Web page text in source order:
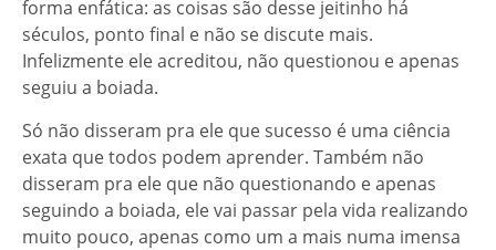
forma enfática: as coisas são desse jeitinho há
séculos, ponto final e não se discute mais.
Infelizmente ele acreditou, não questionou e apenas
seguiu a boiada.
Só não disseram pra ele que sucesso é uma ciência
exata que todos podem aprender. Também não
disseram pra ele que não questionando e apenas
seguindo a boiada, ele vai passar pela vida realizando
muito pouco, apenas como um a mais numa imensa